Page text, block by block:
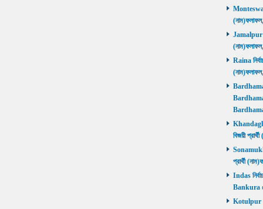
Monteswar
Jamalpur
Raina
বিজয়ী
Sonamukhi
প্রার্থী
Indas
Bankura
Kotulpur